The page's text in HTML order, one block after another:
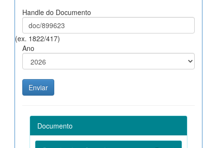
Handle do Documento
(ex. 1822/417)
Ano
Documento